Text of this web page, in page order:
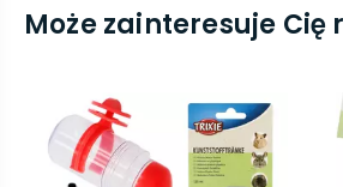
Może zainteresuje Cię